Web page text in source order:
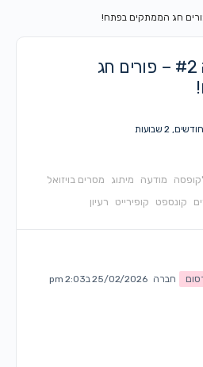
אתגרים בקהילה #2 – פורים חג
מודעה מיתוג
מסרים בויזואל
קונספט קופירייט רעיון
חברה 25/02/2026 ב2:03 pm